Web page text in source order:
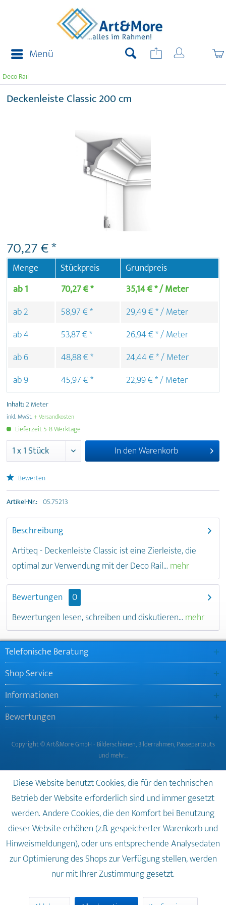
Menü
Deco Rail
Deckenleiste Classic 200 cm
70,27 € *
Menge Stückpreis
Grundpreis
ab1 70,27 € *
35,14 € * / Meter
ab2 58,97 € *
29,49 € * / Meter
ab4 53,87 € *
26,94 € * / Meter
ab6 48,88 € *
24,44 € * / Meter
ab9 45,97 € * 22,99 € * / Meter
Inhalt:2 Meter
inkl. MwSt.+ Versandkosten
Lieferzeit 5-8 Werktage
In denWarenkorb
Bewerten
Artikel-Nr.: 05.75213
Beschreibung
Artiteq - Deckenleiste Classic ist eine Zierleiste, die
optimal zur Verwendung mit der Deco Rail... mehr
Bewertungen
0
Bewertungen lesen, schreiben und diskutieren... mehr
Telefonische Beratung
Shop Service
Informationen
Bewertungen
Copyright © Art&More GmbH - Bilderschienen, Bilderrahmen, Passepartouts
und mehr…
Diese Website benutzt Cookies, die für den technischen
Betrieb der Website erforderlich sind und immer gesetzt
werden. Andere Cookies, die den Komfort bei Benutzung
dieser Website erhöhen (z.B. gespeicherter Warenkorb und
Hinweismeldungen), oder uns entsprechende Analysedaten
zur Optimierung des Shops zur Verfügung stellen, werden
nur mit Ihrer Zustimmung gesetzt.